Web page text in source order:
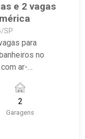
e 2 vagas
SP
para
no
ar-
- 02
-
- Despensa; -
2
Garagens